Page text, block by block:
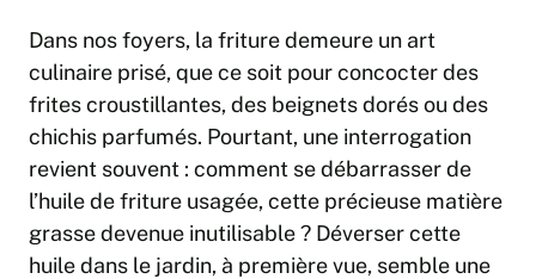
Dans nos foyers, la friture demeure un art
culinaire prisé, que ce soit pour concocter des
frites croustillantes, des beignets dorés ou des
chichis parfumés. Pourtant, une interrogation
revient souvent : comment se débarrasser de
l’huile de friture usagée, cette précieuse matière
grasse devenue inutilisable ? Déverser cette
huile dans le jardin, à première vue, semble une